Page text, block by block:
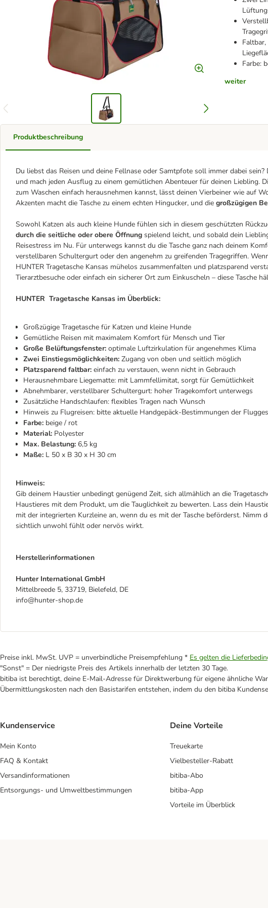
Farbe:
weiter
Produktbeschreibung
Du liebst das Reisen und deine Fellnase oder Samtpfote soll immer dabei
und mach jeden Ausflug zu einem gemütlichen Abenteuer für deinen Liebling.
zum Waschen einfach herausnehmen kannst, lässt deinen Vierbeiner wie auf
Akzenten macht die Tasche zu einem echten Hingucker, und die großzügigen
Sowohl Katzen als auch kleine Hunde fühlen sich in diesem geschützten
durch die seitliche oder obere Öffnung spielend leicht, und sobald dein
Reisestress im Nu. Für unterwegs kannst du die Tasche ganz nach deinem
verstellbaren Schultergurt oder den angenehm zu greifenden Tragegriffen.
HUNTER Tragetasche Kansas mühelos zusammenfalten und platzsparend
Tierarztbesuche oder einfach ein sicherer Ort zum Einkuscheln – diese Tasche
HUNTER Tragetasche Kansas im Überblick:
Großzügige Tragetasche für Katzen und kleine Hunde
Gemütliche Reisen mit maximalem Komfort für Mensch und Tier
Große Belüftungsfenster: optimale Luftzirkulation für angenehmes Klima
Zwei Einstiegsmöglichkeiten: Zugang von oben und seitlich möglich
Platzsparend faltbar: einfach zu verstauen, wenn nicht in Gebrauch
Herausnehmbare Liegematte: mit Lammfellimitat, sorgt für Gemütlichkeit
Abnehmbarer, verstellbarer Schultergurt: hoher Tragekomfort unterwegs
Zusätzliche Handschlaufen: flexibles Tragen nach Wunsch
Hinweis zu Flugreisen: bitte aktuelle Handgepäck-Bestimmungen der
Farbe: beige / rot
Material: Polyester
Max. Belastung: 6,5 kg
Maße: L 50 x B 30 x H 30 cm
Hinweis:
Gib deinem Haustier unbedingt genügend Zeit, sich allmählich an die
Haustieres mit dem Produkt, um die Tauglichkeit zu bewerten. Lass dein
mit der integrierten Kurzleine an, wenn du es mit der Tasche beförderst. Nimm
sichtlich unwohl fühlt oder nervös wirkt.
Herstellerinformationen
Hunter International GmbH
Mittelbreede 5, 33719, Bielefeld, DE
info@hunter-shop.de
Preise inkl. MwSt. UVP = unverbindliche Preisempfehlung * Es gelten die
"Sonst" = Der niedrigste Preis des Artikels innerhalb der letzten 30 Tage.
bitiba ist berechtigt, deine E-Mail-Adresse für Direktwerbung für eigene ähnliche
Übermittlungskosten nach den Basistarifen entstehen, indem du den bitiba
Kundenservice
Mein Konto
FAQ & Kontakt
Versandinformationen
Entsorgungs- und Umweltbestimmungen
Deine Vorteile
Treuekarte
Vielbesteller-Rabatt
bitiba-Abo
bitiba-App
Vorteile im Überblick